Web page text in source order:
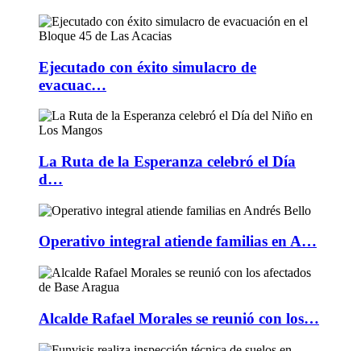
Ejecutado con éxito simulacro de
evacuac…
La Ruta de la Esperanza celebró el Día
d…
Operativo integral atiende familias en A…
Alcalde Rafael Morales se reunió con los…